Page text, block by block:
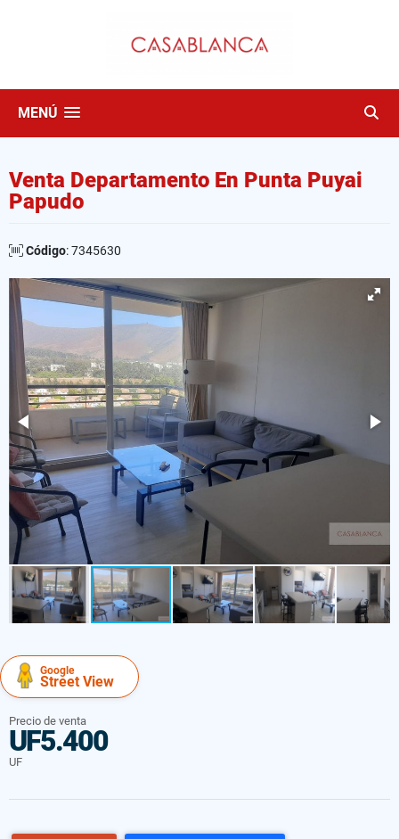
MENÚ
Venta Departamento En Punta Puyai
Papudo
Código: 7345630
Google
Street View
Precio de venta
UF5.400
UF